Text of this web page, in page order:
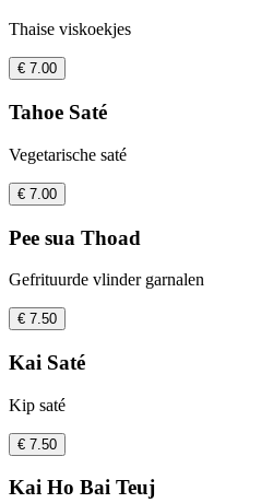
Thaise viskoekjes
€ 7.00
Tahoe Saté
Vegetarische saté
€ 7.00
Pee sua Thoad
Gefrituurde vlinder garnalen
€ 7.50
Kai Saté
Kip saté
€ 7.50
Kai Ho Bai Teuj